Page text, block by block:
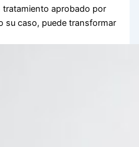
tratamiento aprobado por
su caso, puede transformar